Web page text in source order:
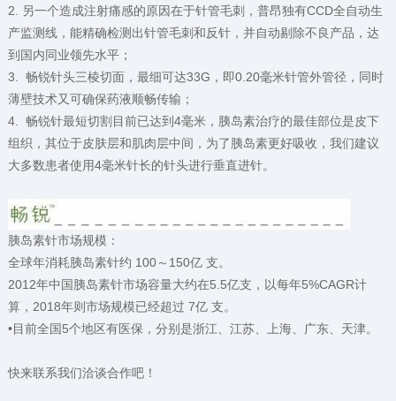
2. 另一个造成注射痛感的原因在于针管毛刺，普昂独有CCD全自动生
产监测线，能精确检测出针管毛刺和反针，并自动剔除不良产品，达
到国内同业领先水平；
3. 畅锐针头三棱切面，最细可达33G，即0.20毫米针管外管径，同时
薄壁技术又可确保药液顺畅传输；
4. 畅锐针最短切割目前已达到4毫米，胰岛素治疗的最佳部位是皮下
组织，其位于皮肤层和肌肉层中间，为了胰岛素更好吸收，我们建议
大多数患者使用4毫米针长的针头进行垂直进针。
胰岛素针市场规模：
全球年消耗胰岛素针约 100～150亿 支。
2012年中国胰岛素针市场容量大约在5.5亿支，以每年5%CAGR计
算，2018年则市场规模已经超过 7亿 支。
•目前全国5个地区有医保，分别是浙江、江苏、上海、广东、天津。
快来联系我们洽谈合作吧！